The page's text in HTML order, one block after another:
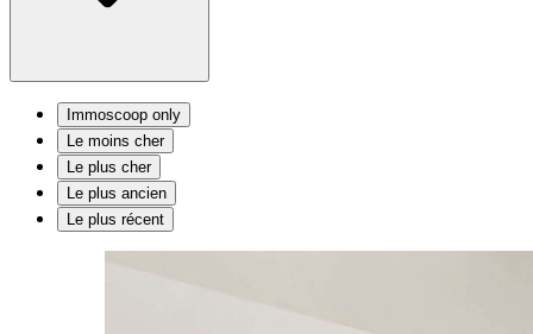
Immoscoop only
Le moins cher
Le plus cher
Le plus ancien
Le plus récent